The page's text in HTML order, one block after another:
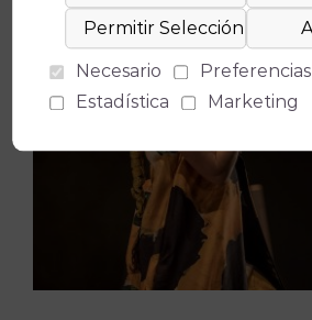
Necesario
Preferencias
Estadística
Marketing